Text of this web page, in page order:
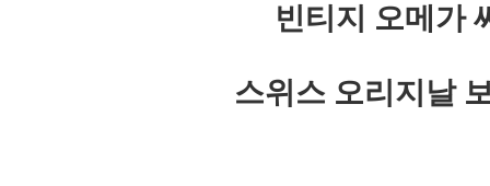
빈티지 오메가
스위스 오리지날